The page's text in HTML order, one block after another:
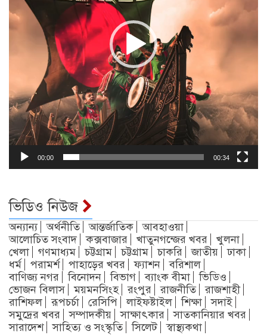
00:00 00:34
ভিডিও নিউজ
অন্যান্য অর্থনীতি আন্তর্জাতিক
আবহাওয়া
আলোচিত সংবাদ
কক্সবাজার খাতুনগন্জের খবর
খুলনা
খেলা
গণমাধ্যম চট্টগ্রাম চট্টগ্রাম চাকরি জাতীয়
ঢাকা
ধর্ম
পরামর্শ পাহাড়ের খবর ফ্যাশন
বরিশাল
বাণিজ্য নগর
বিনোদন বিভাগ ব্যাংক বীমা
ভিডিও
ভোজন বিলাস
ময়মনসিংহ রংপুর রাজনীতি
রাজশাহী
রাশিফল
রূপচর্চা রেসিপি লাইফষ্টাইল শিক্ষা
সদাই
সমুদ্রের খবর
সম্পাদকীয় সাক্ষাৎকার
সাতকানিয়ার খবর
সারাদেশ
সাহিত্য ও সংস্কৃতি সিলেট স্বাস্থ্যকথা